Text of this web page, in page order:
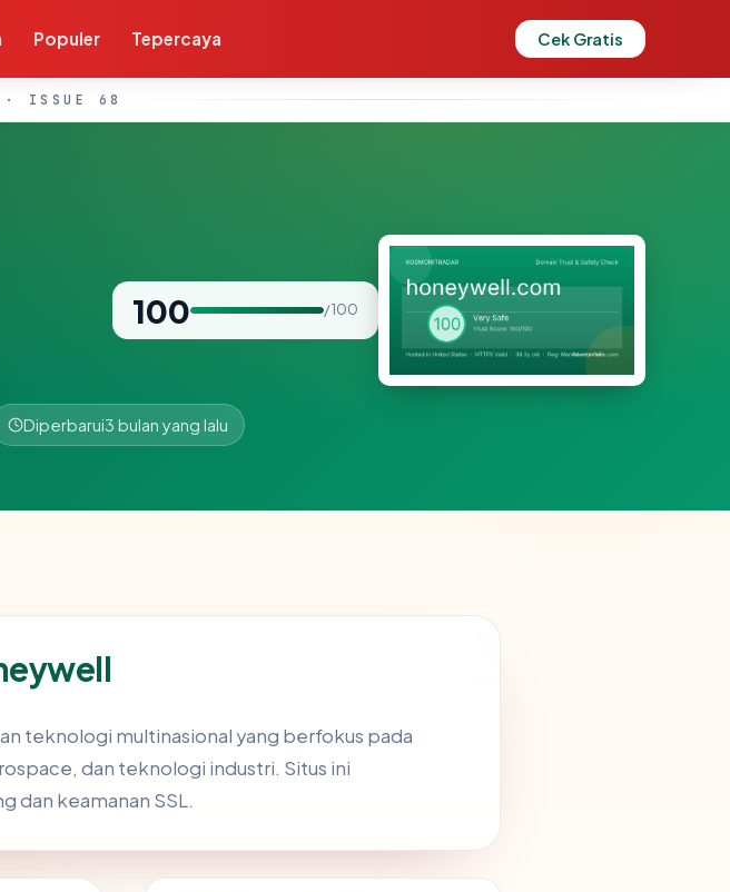
Populer Tepercaya Cek Gratis
· ISSUE 68
100 / 100
Diperbarui3 bulan yang lalu
teknologi multinasional yang berfokus pada
dan teknologi industri. Situs ini
dan keamanan SSL.